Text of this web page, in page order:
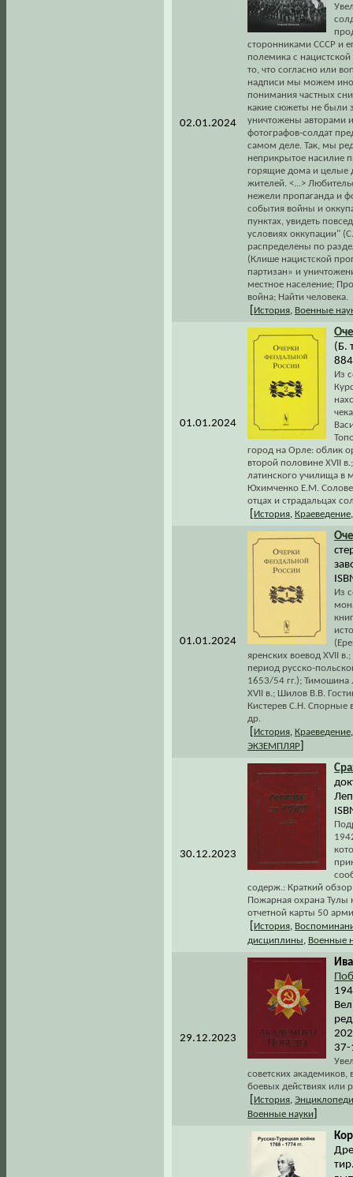
02.01.2024
сторонниками СССР и
полемика с
то, что согласно или
надписи мы можем
понимания частных
какие сюжеты не были
уничтожены авторами
фотографов-солдат
самом деле. Так, мы
неприкрытое насилие
горящие дома и целые
жителей. <...>
нежели пропаганда и
события войны и
пунктах, увидеть
условиях оккупации"
распределены по
(Клише нацистской
партизан» и
местное население;
война; Найти человека.
История Военные
01.01.2024
(Б.
Из
город на Орле: облик
второй половине XVII
латинского училища в
Юхимченко Е.М.
отцах и страдальцах
История Краеведение
01.01.2024
Из
яренских воевод XVII
период русско-
1653/54 гг.); Тимошина
XVII в.; Шилов В.В.
Кистерев С.Н. Спорные
др.
История Краеведение
ЭКЗЕМПЛЯР
30.12.2023
содерж.: Краткий
Пожарная охрана Тулы
отчетной карты 50
История
дисциплины
Военные
29.12.2023
37-
советских
боевых действиях или
История
Военные науки